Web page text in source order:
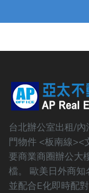
台北辦公室出租/
門物件 <板南線><
要商業商圈辦公大
檔。 歐美日外商知
並配合E化即時配